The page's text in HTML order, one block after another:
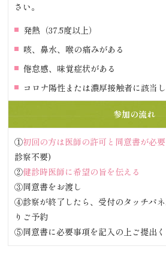
さい。
発熱（37.5度以上）
咳、鼻水、喉の痛みがある
倦怠感、味覚症状がある
コロナ陽性または濃厚接触者に該当
参加の流れ
①初回の方は医師の許可と同意書が必
診察不要)
②健診時医師に希望の旨を伝える
③同意書をお渡し
④診察が終了したら、受付のタッチパ
りご予約
⑤同意書に必要事項を記入の上ご提出